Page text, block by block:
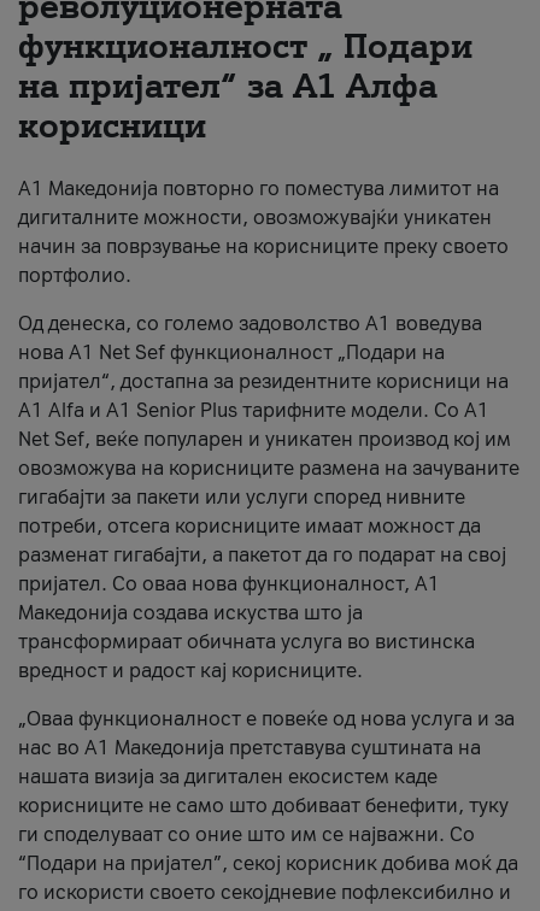
За нас
#ПодобарОнлајн
функционалност „ Подари
на пријател“ за А1 Алфа
корисници
А1 Македонија повторно го поместува лимитот на
дигиталните можности, овозможувајќи уникатен
начин за поврзување на корисниците преку своето
портфолио.
Од денеска, со големо задоволство А1 воведува
нова A1 Net Sef функционалност „Подари на
пријател“, достапна за резидентните корисници на
А1 Alfa и A1 Senior Plus тарифните модели. Со A1
Net Sef, веќе популарен и уникатен производ кој им
овозможува на корисниците размена на зачуваните
гигабајти за пакети или услуги според нивните
потреби, отсега корисниците имаат можност да
разменат гигабајти, а пакетот да го подарат на свој
пријател. Со оваа нова функционалност, А1
Македонија создава искуства што ја
трансформираат обичната услуга во вистинска
вредност и радост кај корисниците.
„Оваа функционалност е повеќе од нова услуга и за
нас во А1 Македонија претставува суштината на
нашата визија за дигитален екосистем каде
корисниците не само што добиваат бенефити, туку
ги споделуваат со оние што им се најважни. Со
“Подари на пријател”, секој корисник добива моќ да
го искористи своето секојдневие пофлексибилно и